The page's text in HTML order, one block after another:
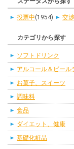
投票中(1954) 交
カテゴリから探す
ソフトドリンク
アルコール＆ビール
お菓子、スイーツ
調味料
食品
ダイエット、健康
基礎化粧品